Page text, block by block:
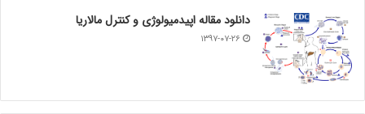
دانلود مقاله اپیدمیولوژی و کنترل مالاریا
۱۳۹۷-۰۷-۲۶